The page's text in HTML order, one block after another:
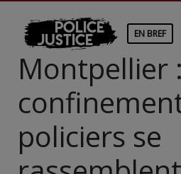
Police
Justice EN BREF
Montpellier
policiers se